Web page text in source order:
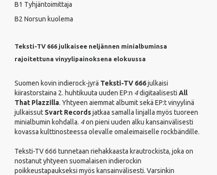
B1 Tyhjäntoimittaja
B2 Norsun kuolema
Teksti-TV 666 julkaisee neljännen minialbuminsa
rajoitettuna vinyylipainoksena elokuussa
Suomen kovin indierock-jyrä Teksti-TV 666julkaisi
kiirastorstaina 2. huhtikuuta uuden EP:n 4digitaalisesti All
That Plazzilla. Yhtyeen aiemmat albumit sekä EP:t vinyylinä
julkaissut Svart Recordsjatkaa samalla linjalla myös tuoreen
minialbumin kohdalla. 4on pieni uuden alku kansainvälisesti
kovassa kulttinosteessa olevalle omaleimaiselle rockbändille.
Teksti-TV 666 tunnetaan riehakkaasta krautrockista, joka on
nostanut yhtyeen suomalaisen indierockin
poikkeustapaukseksi myös kansainvälisesti. Varsinkin